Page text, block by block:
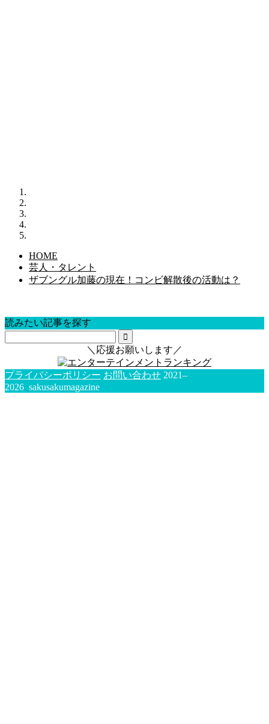
HOME
芸人・タレント
ザブングル加藤の現在！コンビ解散後の活動は？
読みたい記事を探す
＼応援お願いします／
プライバシーポリシー お問い合わせ 2021–
2026 sakusakumagazine